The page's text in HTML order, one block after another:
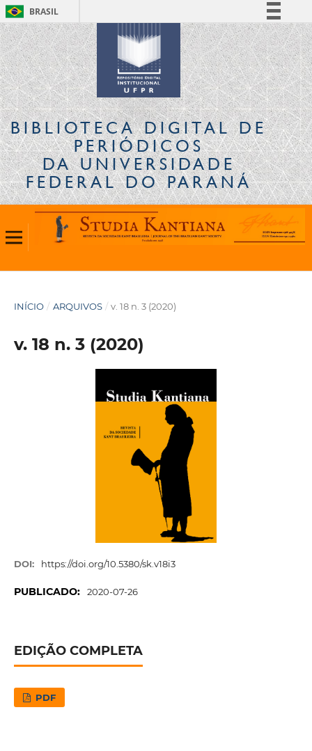
BRASIL
Simplifique!
Comunica BR
Participe
Acesso à informação
Legislação
Canais
BIBLIOTECA DIGITALDE
PERIÓDICOS
DA UNIVERSIDADE
FEDERAL DO PARANÁ
INÍCIO / ARQUIVOS / v. 18 n. 3 (2020)
v. 18 n. 3 (2020)
DOI: https://doi.org/10.5380/sk.v18i3
PUBLICADO: 2020-07-26
EDIÇÃO COMPLETA
PDF